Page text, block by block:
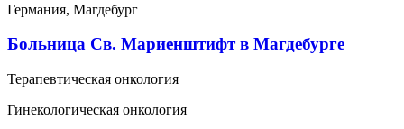
Германия, Магдебург
Больница Св. Мариенштифт в Магдебурге
Терапевтическая онкология
Гинекологическая онкология